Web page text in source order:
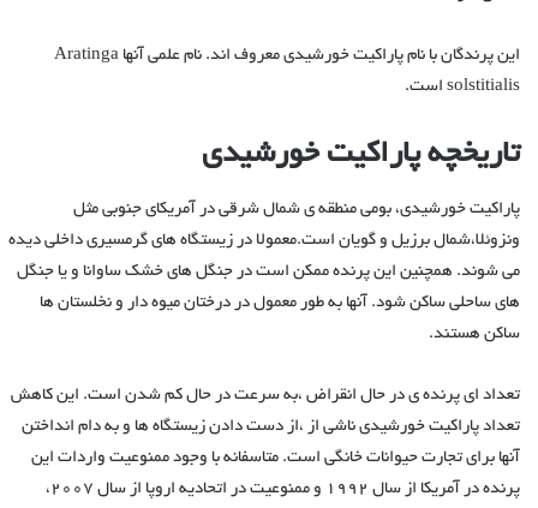
این پرندگان با نام پاراکیت خورشیدی معروف اند. نام علمی آنها Aratinga
solstitialis است.
تاریخچه پاراکیت خورشیدی
پاراکیت خورشیدی، بومی منطقه ی شمال شرقی در آمریکای جنوبی مثل
ونزوئلا،شمال برزیل و گویان است.معمولا در زیستگاه های گرمسیری داخلی دیده
می شوند. همچنین این پرنده ممکن است در جنگل های خشک ساوانا و یا جنگل
های ساحلی ساکن شود. آنها به طور معمول در درختان میوه دار و نخلستان ها
ساکن هستند.
تعداد ای پرنده ‌ی در حال انقراض ،به سرعت در حال کم شدن است. این کاهش
تعداد پاراکیت خورشیدی ناشی از ،از دست دادن زیستگاه ها و به دام انداختن
آنها برای تجارت حیوانات خانگی است. متاسفانه با وجود ممنوعیت واردات این
پرنده در آمریکا از سال ۱۹۹۲ و ممنوعیت در اتحادیه اروپا از سال ۲۰۰۷،